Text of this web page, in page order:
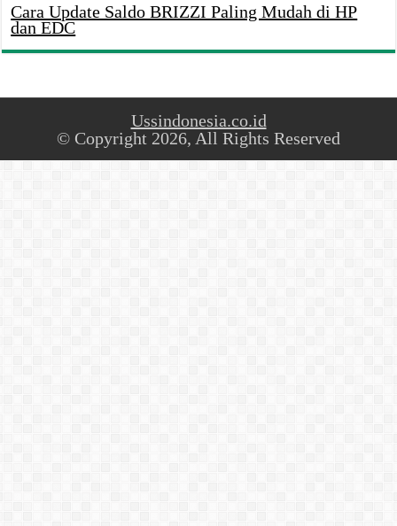
Cara Update Saldo BRIZZI Paling Mudah di HP
dan EDC
Ussindonesia.co.id
© Copyright 2026, All Rights Reserved